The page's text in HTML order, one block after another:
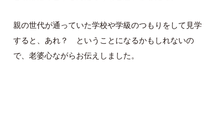
親の世代が通っていた学校や学級のつもりをして見学
すると、あれ？ ということになるかもしれないの
で、老婆心ながらお伝えしました。